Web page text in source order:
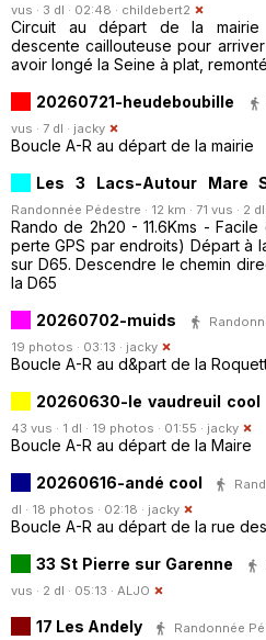
vus · 3 dl · 02:48 · childebert2
Circuit au départ de la mairie
descente caillouteuse pour
avoir longé la Seine à plat,
20260721-heudeboubille
vus · 7 dl · jacky
Boucle A-R au départ de la mairie
Les 3 Lacs-Autour Mare
Randonnée Pédestre · 12 km · 71 vus · 2 dl
Rando de 2h20 - 11.6Kms -
perte GPS par endroits) Départ à
sur D65. Descendre le chemin
la D65
20260702-muids
19 photos · 03:13 · jacky
Boucle A-R au d&part de la
20260630-le vaudreuil cool
43 vus · 1 dl · 19 photos · 01:55 · jacky
Boucle A-R au départ de la Maire
20260616-andé cool
dl · 18 photos · 02:18 · jacky
Boucle A-R au départ de la rue
33 St Pierre sur Garenne
vus · 2 dl · 05:13 · ALJO
17 Les Andely
Randonnée